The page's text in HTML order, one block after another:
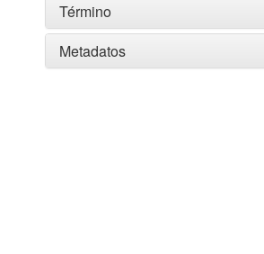
Término
Metadatos